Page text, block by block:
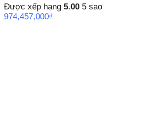
Được xếp hạng 5.00 5 sao
974,457,000₫